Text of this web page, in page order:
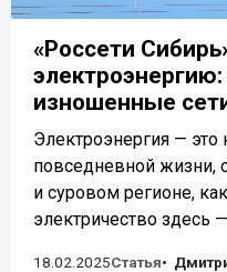
«Россети
электроэнергию:
изношенные
Электроэнергия —
повседневной жизни,
и суровом регионе,
электричество здесь —
18.02.2025Статья